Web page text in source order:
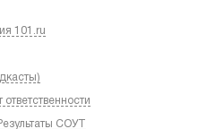
101.ru
СОУТ